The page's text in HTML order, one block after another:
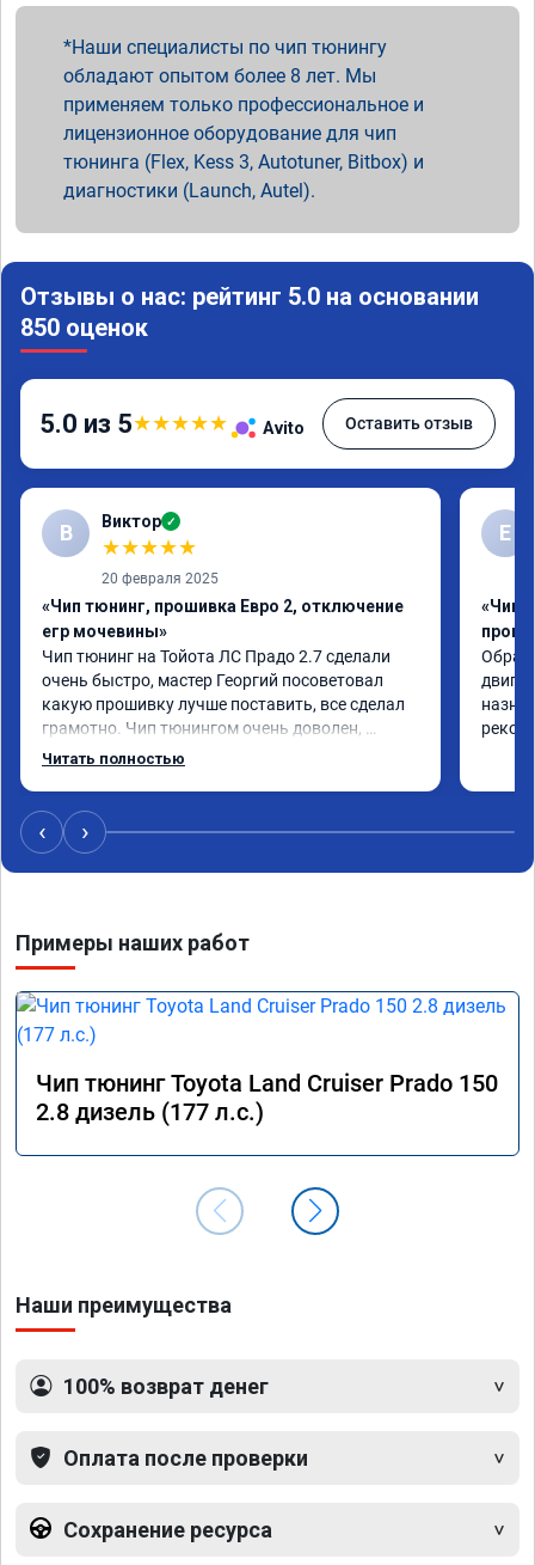
Наши специалисты по чип тюнингу
обладают опытом более 8 лет. Мы
применяем только профессиональное и
лицензионное оборудование для чип
тюнинга (Flex, Kess 3, Autotuner, Bitbox) и
диагностики (Launch, Autel).
Отзывы о нас: рейтинг 5.0 на основании
850 оценок
5.0 из 5★★★★★ Avito Оставить отзыв
В Виктор ✓
★★★★★
20 февраля 2025
«Чип тюнинг, прошивка Евро 2, отключение
егр мочевины»
Чип тюнинг на Тойота ЛС Прадо 2.7 сделали
очень быстро, мастер Георгий посоветовал
какую прошивку лучше поставить, все сделал
грамотно. Чип тюнингом очень доволен,
машина ожила немного, отзыв на педаль газа
провалы. Расход топлива остался таким же, но
динамика улучшилась. Советую этот сервис
всем. Спасибо!!!
Читать полностью
Е
«Чип
‹ ›
Примеры наших работ
Чип тюнинг Toyota Land Cruiser Prado 150
2.8 дизель (177 л.с.)
Наши преимущества
100% возврат денег
Оплата после проверки
Сохранение ресурса